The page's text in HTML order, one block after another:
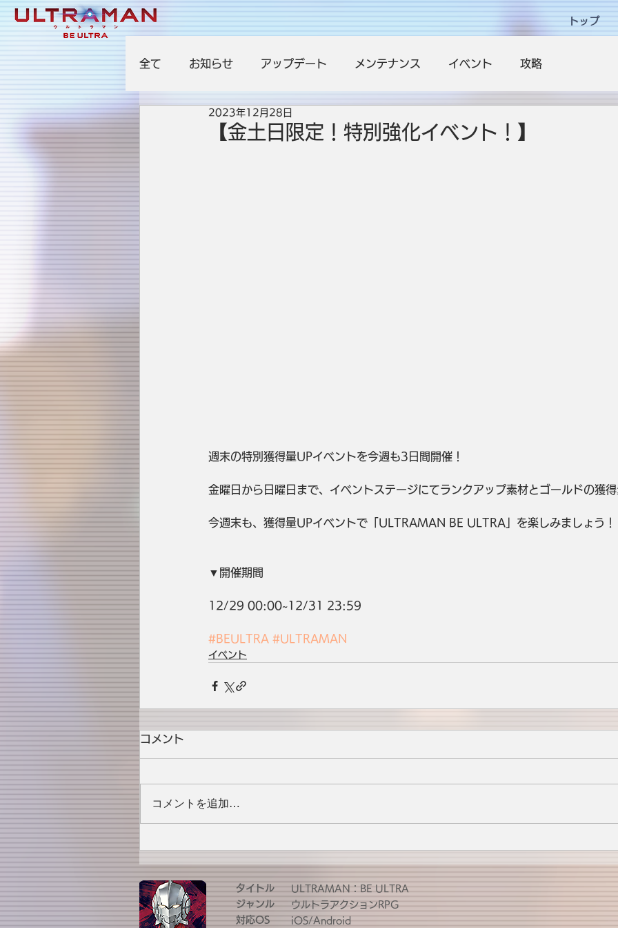
トップ
全て お知らせ アップデート メンテナンス イベント 攻略
【金土日限定！特別強化イベント！】
2023年12月28日
週末の特別獲得量UPイベントを今週も3日間開催！
金曜日から日曜日まで、イベントステージにてランクアップ素材とゴールドの獲
今週末も、獲得量UPイベントで「ULTRAMAN BE ULTRA」を楽しみましょう！
▼開催期間
12/29 00:00~12/31 23:59
#BEULTRA #ULTRAMAN
イベント
コメント
コメントを追加…
タイトル
ジャンル
対応OS
ULTRAMAN：BE ULTRA
ウルトラアクションRPG
iOS/Android